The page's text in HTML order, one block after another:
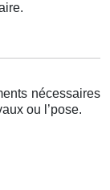
nécessaires
ou l’pose.